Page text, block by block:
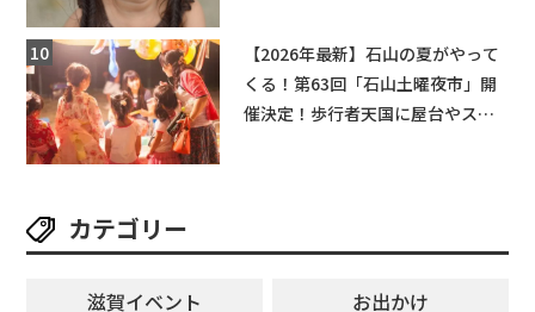
【2026年最新】石山の夏がやって
くる！第63回「石山土曜夜市」開
催決定！歩行者天国に屋台やステ
カテゴリー
滋賀イベント
お出かけ